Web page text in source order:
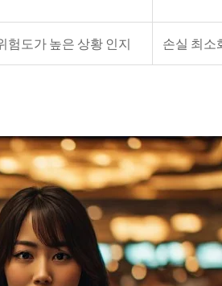
험도가 높은 상황 인지 손실 최소